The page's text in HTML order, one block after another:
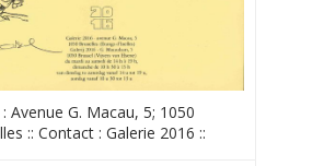
: Avenue G. Macau, 5; 1050
:: Contact : Galerie 2016 ::